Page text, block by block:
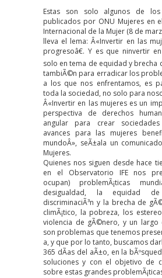
Estas son solo algunos de
publicados por ONU Mujeresen
Internacional de la Mujer (8 de
lleva el lema: Â«Invertir en las
progresoâ€. Y es que ninvertir
solo en tema de equidad y brecha
tambiÃ©n para erradicar los
a los que nos enfrentamos, es
toda la sociedad, no solo para
Â«Invertir en las mujeres es un
perspectiva de derechos
angular para crear
avances para las mujeres
mundoÂ», seÃ±ala un
Mujeres.
Quienes nos siguen desde hace
en el Observatorio IFE nos
ocupan) problemÃ¡ticas
desigualdad, la equidad
discriminaciÃ³n y la brecha de
climÃ¡tico, la pobreza, los
violencia de gÃ©nero, y un largo
son problemas que tenemos
a, y que por lo tanto, buscamos
365 dÃ­as del aÃ±o, en la
soluciones y con el objetivo de
sobre estas grandes